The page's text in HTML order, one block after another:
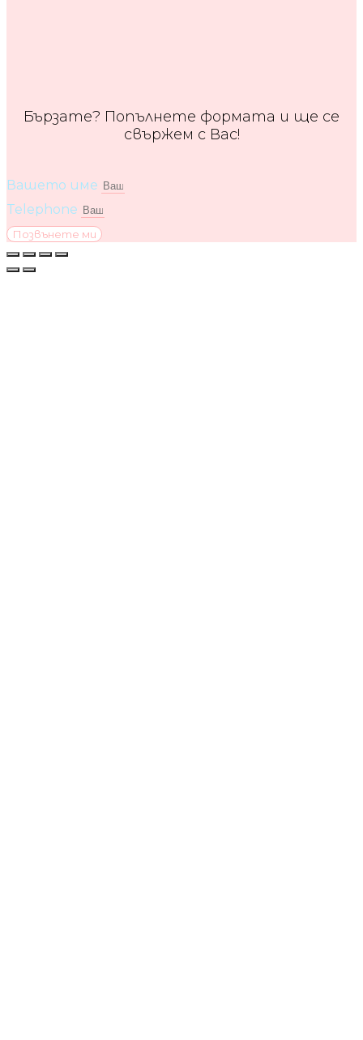
Бързате? Попълнете формата и ще се
свържем с Вас!
Вашето име
Telephone
Позвънете ми